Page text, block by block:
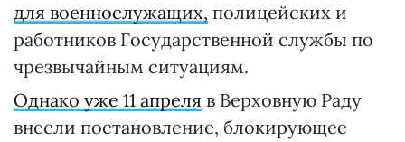
для военнослужащих, полицейских и
работников Государственной службы по
чрезвычайным ситуациям.
Однако уже 11 апреля в Верховную Раду
внесли постановление, блокирующее